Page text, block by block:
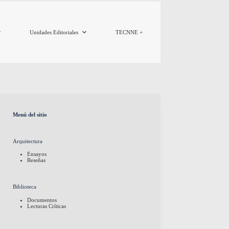
Unidades Editoriales TECNNE +
Menú del sitio
Arquitectura
Ensayos
Reseñas
Biblioteca
Documentos
Lecturas Críticas